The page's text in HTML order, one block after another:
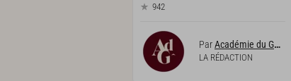
942
ParAcadémie du Goût
LA RÉDACTION